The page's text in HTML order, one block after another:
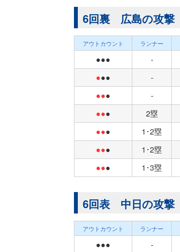
6回裏 広島の攻撃
アウトカウント ランナー
●●● -
●●● -
●●● -
●●● 2塁
●●● 1･2塁
●●● 1･2塁
●●● 1･3塁
6回表 中日の攻撃
アウトカウント ランナー
●●● -